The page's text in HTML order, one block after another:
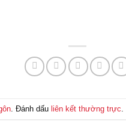
. Đánh dấu liên kết thường trực